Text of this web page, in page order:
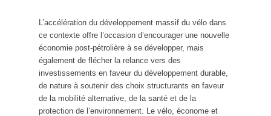
L’accélération du développement massif du vélo dans
ce contexte offre l’occasion d’encourager une nouvelle
économie post-pétrolière à se développer, mais
également de flécher la relance vers des
investissements en faveur du développement durable,
de nature à soutenir des choix structurants en faveur
de la mobilité alternative, de la santé et de la
protection de l’environnement. Le vélo, économe et